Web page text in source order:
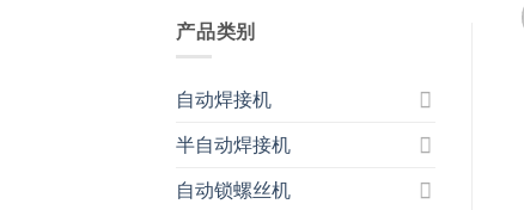
产品类别
自动焊接机
半自动焊接机
自动锁螺丝机